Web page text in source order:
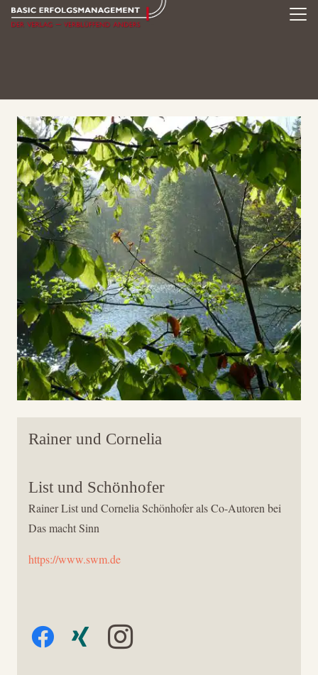
Rainer und Cornelia
List und Schönhofer
Rainer List und Cornelia Schönhofer als Co-Autoren bei
Das macht Sinn
https://www.swm.de